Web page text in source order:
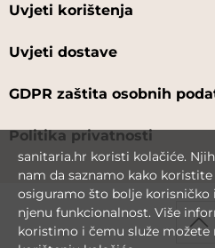
Uvjeti korištenja
Uvjeti dostave
GDPR zaštita osobnih
Politika privatnosti
sanitaria.hr koristi kolačiće.
nam da saznamo kako
osiguramo što bolje
njenu funkcionalnost. Više
koristimo i čemu služe možete